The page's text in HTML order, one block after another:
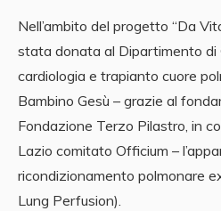
Nell’ambito del progetto “Da
stata donata al Dipartimento di
cardiologia e trapianto cuore
Bambino Gesù – grazie al
Fondazione Terzo Pilastro, in
Lazio comitato Officium –
ricondizionamento polmonare
Lung Perfusion).